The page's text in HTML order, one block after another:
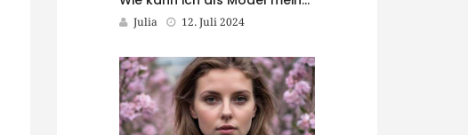
Julia 12. Juli 2024